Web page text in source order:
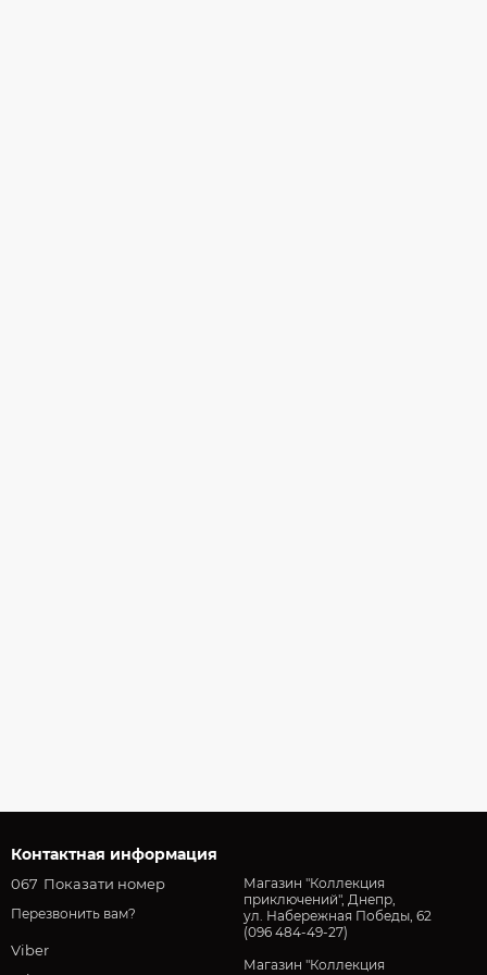
Контактная информация
067 Показати номер
Перезвонить вам?
Viber
Магазин "Коллекция
приключений", Днепр,
ул. Набережная Победы, 62
(096 484-49-27)
Магазин "Коллекция